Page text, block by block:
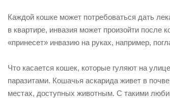
Каждой кошке может потребоваться дать
в квартире, инвазия может произойти после
«принесет» инвазию на руках, например,
Что касается кошек, которые гуляют на
паразитами. Кошачья аскарида живет в
местах, доступных животным. С такими